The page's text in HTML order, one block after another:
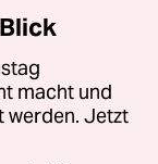
macht und
werden. Jetzt